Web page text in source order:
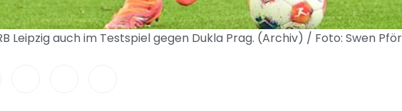
Leipzig auch im Testspiel gegen Dukla Prag. (Archiv) / Foto: Swen